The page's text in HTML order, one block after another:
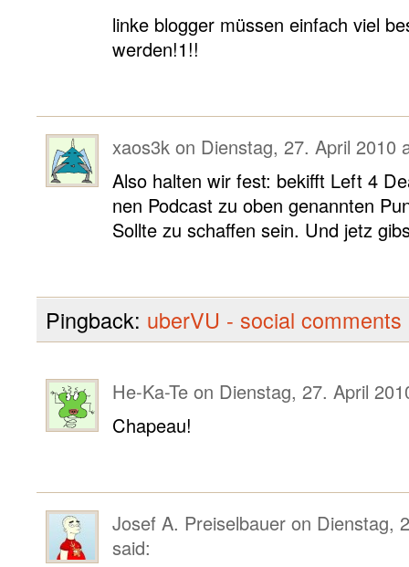
linke blogger müssen einfach viel
werden!1!!
xaos3k on Dienstag, 27. April 2010
Also halten wir fest: bekifft Left 4
nen Podcast zu oben genannten
Sollte zu schaffen sein. Und jetz
Pingback: uberVU - social comments
He-Ka-Te on Dienstag, 27. April
Chapeau!
Josef A. Preiselbauer on Dienstag,
said: